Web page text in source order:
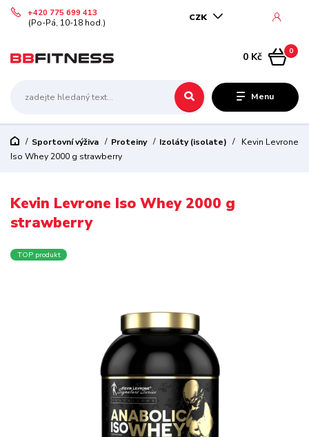
Menu
CZK
+420 775 699 413
(Po-Pá, 10-18 hod.)
0
0 Kč
Sportovní výživa Proteiny Izoláty (isolate)
Kevin Levrone
Iso Whey 2000 g strawberry
Kevin Levrone Iso Whey 2000 g
strawberry
TOP produkt